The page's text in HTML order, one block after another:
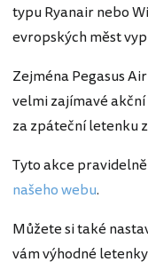
typu Ryanair nebo
evropských měst
Zejména Pegasus
velmi zajímavé
za zpáteční letenku
Tyto akce
našeho webu.
Můžete si také
vám výhodné